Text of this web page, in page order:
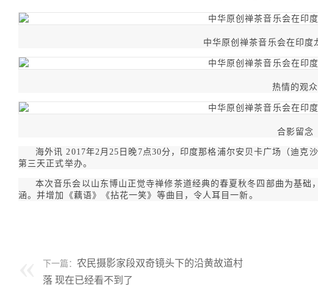
中华原创禅茶音乐会在印度
热情的观众
合影留念
海外讯 2017年2月25日晚7点30分，印度那格浦尔安贝卡广场（迪克
第三天正式举办。
本次音乐会以山东博山正觉寺禅修茶道经典的春夏秋冬四部曲为基
涵。并增加《藕语》《拈花一笑》等曲目，令人耳目一新。
下一篇： 农民摄影家段双奇镜头下的沿黄故道村
落 现在已经看不到了